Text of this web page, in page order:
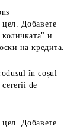
Добавете
и
на кредита.
în coșul
cererii de
Добавете